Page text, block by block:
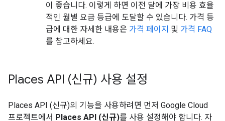
이 좋습니다. 이렇게 하면 이전 달에 가장 비용 효율
적인 월별 요금 등급에 도달할 수 있습니다. 가격 등
급에 대한 자세한 내용은 가격 페이지 및 가격 FAQ
를 참고하세요.
Places API (신규) 사용 설정
Places API (신규)의 기능을 사용하려면 먼저 Google Cloud
프로젝트에서 Places API (신규)를 사용 설정해야 합니다. 자